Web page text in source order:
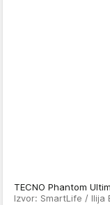
TECNO Phantom
Izvor: SmartLife / Ilija